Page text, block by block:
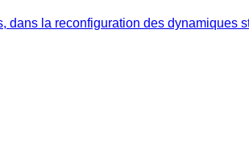
la reconfiguration des dynamiques